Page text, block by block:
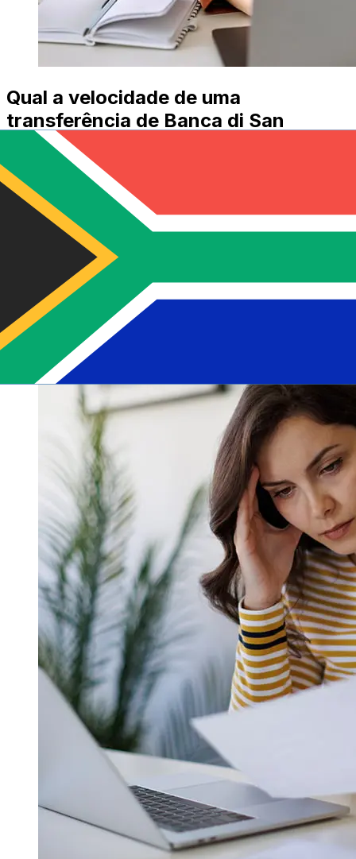
Qual a velocidade de uma
transferência de Banca di San
Marino EUR para ZAR ?
Os prazos de entrega para transferências internacionais
com Banca di San Marino de Países Membros do Euro
para África do Sul variam de acordo com o método de
pagamento e o horário da transação. Normalmente, as
transferências bancárias internacionais levam de 1 a 5
dias úteis. Fatores como feriados bancários e
verificações de segurança também podem afetar a
entrega. Verifique os horários limite de Banca di San
Marino S.p.A para evitar atrasos.